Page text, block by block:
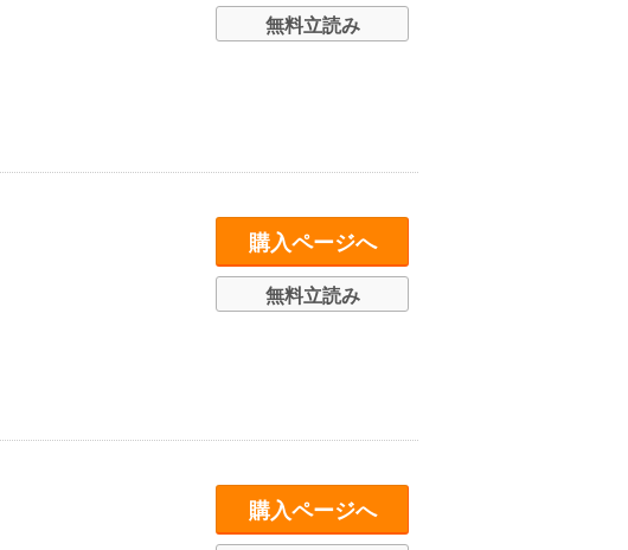
無料立読み
購入ページへ
無料立読み
購入ページへ